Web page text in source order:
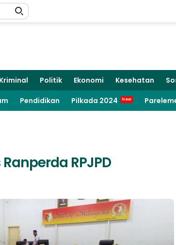
Politik Ekonomi Kesehatan
Pendidikan Pilkada 2024
RPJPD